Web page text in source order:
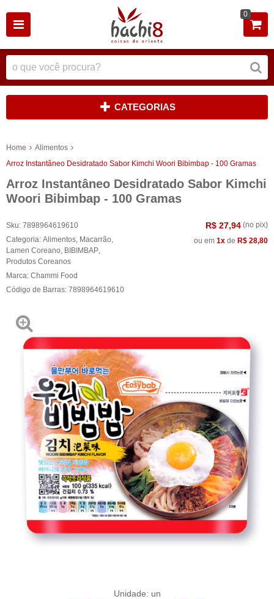
0
CATEGORIAS
Home
Alimentos
Arroz Instantâneo Desidratado Sabor Kimchi Woori Bibimbap - 100 Gramas
Arroz Instantâneo Desidratado Sabor Kimchi
Woori Bibimbap - 100 Gramas
Sku: 7898964619610
Categoria: Alimentos Macarrão
Lamen Coreano BIBIMBAP
Produtos Coreanos
Marca: Chammi Food
Código de Barras: 7898964619610
R$ 27,94 (no pix)
ou em 1x de R$ 28,80
Unidade: un